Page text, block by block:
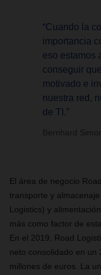
“Cuando la
importancia
eso estamos
conseguir
motivado e
nuestra red,
de TI.”
Bernhard
El área de negocio
transporte y almacenaje
Logistics) y
más como factor de
En el 2019, Road
neto consolidado en un
millones de euros. La